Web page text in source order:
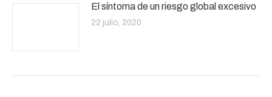
El síntoma de un riesgo global excesivo
22 julio, 2020